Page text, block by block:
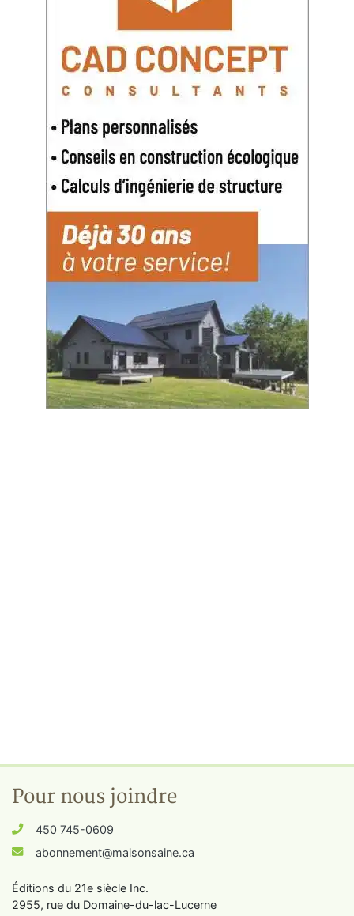
Pour nous joindre
450 745-0609
abonnement@maisonsaine.ca
Éditions du 21e siècle Inc.
2955, rue du Domaine-du-lac-Lucerne